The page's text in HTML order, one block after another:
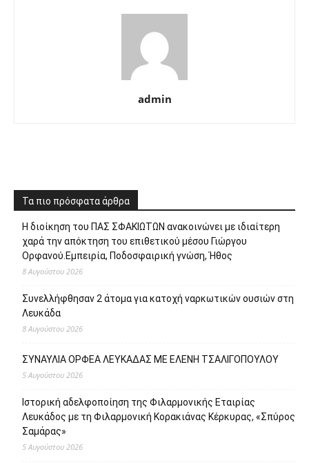
admin
Τα πιο πρόσφατα άρθρα
Η διοίκηση του ΠΑΣ ΣΦΑΚΙΩΤΩΝ ανακοινώνει με ιδιαίτερη
χαρά την απόκτηση του επιθετικού μέσου Γιώργου
Ορφανού.Εμπειρία, Ποδοσφαιρική γνώση, Ήθος
8 Αυγούστου 2026
Συνελλήφθησαν 2 άτομα για κατοχή ναρκωτικών ουσιών στη
Λευκάδα
8 Αυγούστου 2026
ΣΥΝΑΥΛΙΑ ΟΡΦΕΑ ΛΕΥΚΑΔΑΣ ΜΕ ΕΛΕΝΗ ΤΣΑΛΙΓΟΠΟΥΛΟΥ
5 Αυγούστου 2026
Ιστορική αδελφοποίηση της Φιλαρμονικής Εταιρίας
Λευκάδος με τη Φιλαρμονική Κορακιάνας Κέρκυρας, «Σπύρος
Σαμάρας»
5 Αυγούστου 2026